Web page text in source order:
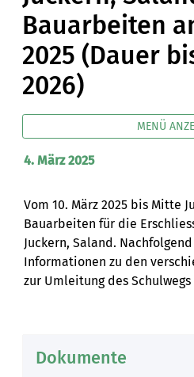
Bauarbeiten
2025 (Dauer
2026)
MENÜ
4. März 2025
Vom 10. März 2025 bis Mitte
Bauarbeiten für die
Juckern, Saland.
Informationen zu den
zur Umleitung des
Dokumente